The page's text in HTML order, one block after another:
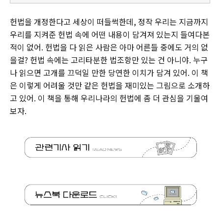
헌법을 개정한다고 세상이 떠들썩한데, 정작 우리는 지금까지
우리를 지켜준 헌법 속에 어떤 내용이 담겨져 있는지 들여다본
적이 없어. 헌법을 다 읽은 사람은 아마 어른들 중에도 거의 없
을걸? 헌법 속에는 고리타분한 법조항만 있는 건 아니야. 누구
나 읽으면 고개를 끄덕일 만한 당연한 이치가 담겨 있어. 이 책
은 이렇게 어려울 것만 같은 헌법을 재미있는 그림으로 소개하
고 있어. 이 책을 통해 우리나라의 헌법에 좀 더 관심을 기울여
보자.